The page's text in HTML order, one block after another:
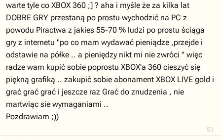
51
warte tyle co XBOX 360 ;] ? aha i myśle że za kilka lat
DOBRE GRY przestaną po prostu wychodzić na PC z
powodu Piractwa z jakies 55-70 % ludzi po prostu ściąga
gry z internetu "po co mam wydawać pieniądze ,przejde i
odstawie na półke .. a pieniędzy nikt mi nie zwróci " więc
radze wam kupić sobie poprostu XBOX'a 360 cieszyć się
piękną grafiką .. zakupić sobie abonament XBOX LIVE gold i
grać grać grać i jeszcze raz Grać do znudzenia , nie
martwiąc sie wymaganiami ..
Pozdrawiam ;))